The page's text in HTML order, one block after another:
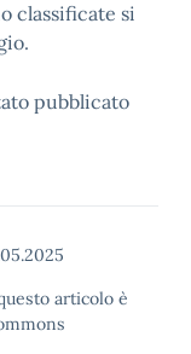
classificate si
pubblicato
articolo è